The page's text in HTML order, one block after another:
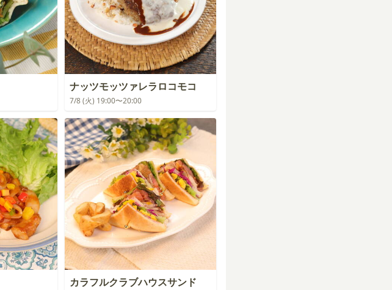
ナッツモッツァレラロコモコ
7/8 (火) 19:00〜20:00
カラフルクラブハウスサンド